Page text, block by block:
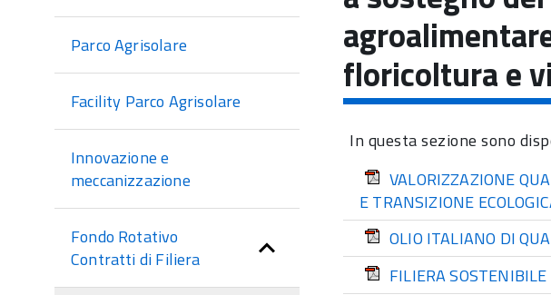
sezione
Parco Agrisolare
Facility Parco Agrisolare
Innovazione e
meccanizzazione
Fondo Rotativo
Contratti di Filiera
floricoltura e
In questa sezione sono
VALORIZZAZIONE
E TRANSIZIONE
OLIO ITALIANO DI
FILIERA